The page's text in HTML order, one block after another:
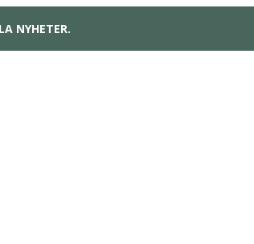
NYHETER.